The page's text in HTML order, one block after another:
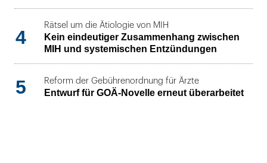
4
Rätsel um die Ätiologie von MIH
Kein eindeutiger Zusammenhang zwischen
MIH und systemischen Entzündungen
5 Reform der Gebührenordnung für Ärzte
Entwurf für GOÄ-Novelle erneut überarbeitet